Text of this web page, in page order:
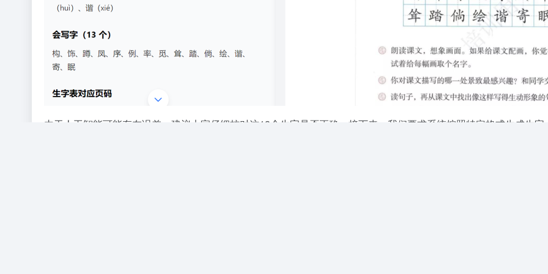
由于人工智能可能存在误差，建议大家仔细核对这13个生字是否正确。接下来，我们要求系统按照特定格式生成生字